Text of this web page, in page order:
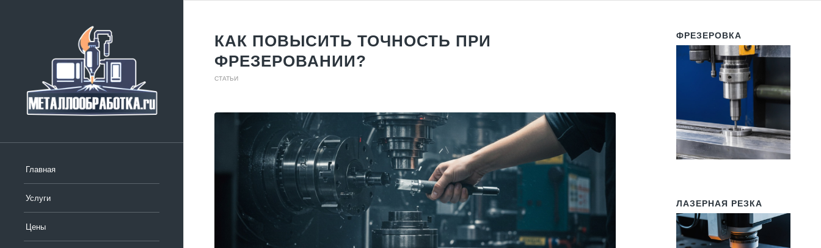
Главная
Услуги
Цены
КАК ПОВЫСИТЬ ТОЧНОСТЬ ПРИ
ФРЕЗЕРОВАНИИ?
СТАТЬИ
ФРЕЗЕРОВКА
ЛАЗЕРНАЯ РЕЗКА